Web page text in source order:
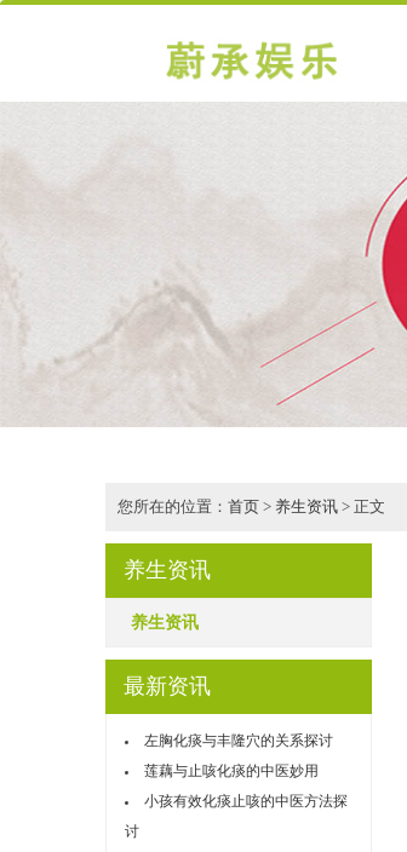
您所在的位置： 首页 > 养生资讯 > 正文
养生资讯
养生资讯
最新资讯
左胸化痰与丰隆穴的关系探讨
莲藕与止咳化痰的中医妙用
小孩有效化痰止咳的中医方法探
讨